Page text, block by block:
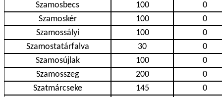
Szamosbecs
100
0
Szamoskér
100
0
Szamossályi
100
0
Szamostatárfalva
30
0
Szamosújlak
100
0
Szamosszeg
200
0
Szatmárcseke
145
0